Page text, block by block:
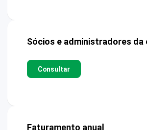
Sócios e administradores da
Consultar
Faturamento anual